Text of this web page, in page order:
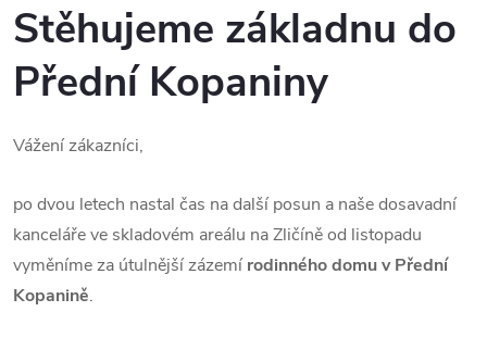
Stěhujeme základnu do
Přední Kopaniny
Vážení zákazníci,
po dvou letech nastal čas na další posun a naše dosavadní
kanceláře ve skladovém areálu na Zličíně od listopadu
vyměníme za útulnější zázemí rodinného domu v Přední
Kopanině.